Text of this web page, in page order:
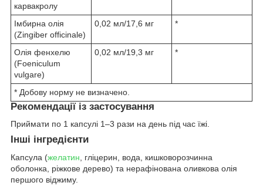
карвакролу
Імбирна олія
(Zingiber officinale)
0,02 мл/17,6 мг *
Олія фенхелю
(Foeniculum
vulgare)
0,02 мл/19,3 мг *
* Добову норму не визначено.
Рекомендації із застосування
Приймати по 1 капсулі 1–3 рази на день під час їжі.
Інші інгредієнти
Капсула (желатин , гліцерин, вода, кишковорозчинна
оболонка, ріжкове дерево) та нерафінована оливкова олія
першого віджиму.